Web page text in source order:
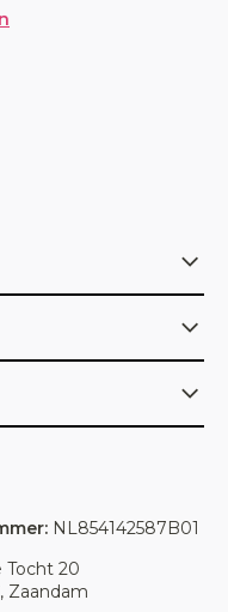
Tocht 20
Zaandam
NL854142587B01